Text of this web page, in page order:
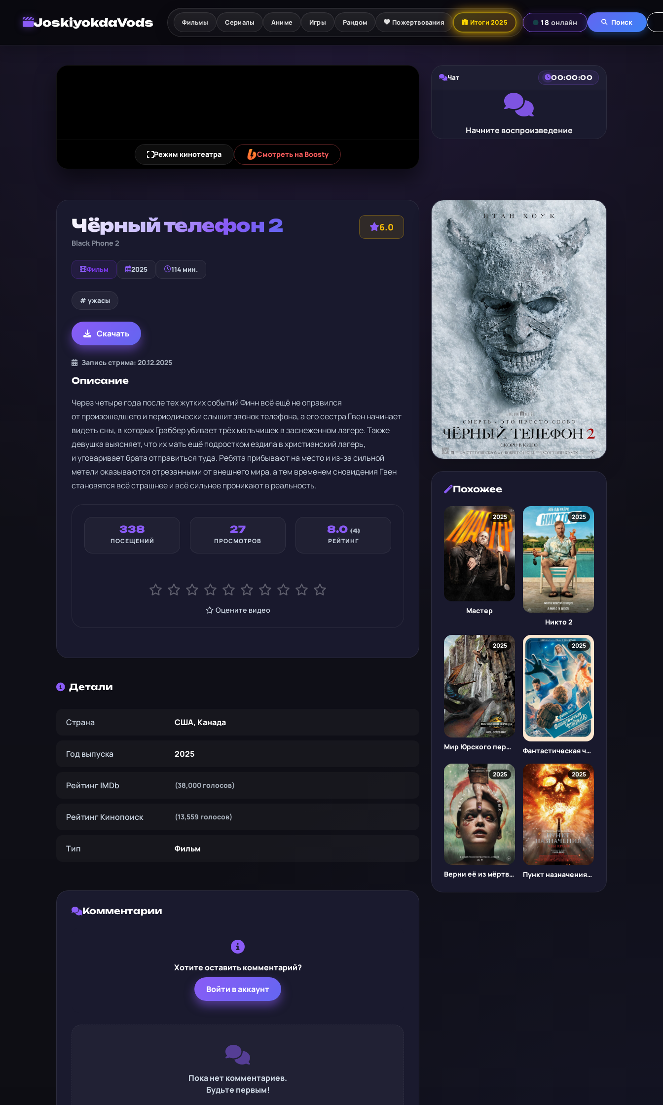
JoskiyokdaVods Фильмы Сериалы Аниме Игры Рандом Пожертвования Итоги 2025 18 онлайн Поиск
Режим кинотеатра Смотреть на Boosty
Чат 00:00:00
Начните воспроизведение
Чёрный телефон 2
Black Phone 2
6.0
Фильм 2025 114 мин.
# ужасы
Скачать
Запись стрима: 20.12.2025
Описание
Через четыре года после тех жутких событий Финн всё ещё не оправился
от произошедшего и периодически слышит звонок телефона, а его сестра Гвен начинает
видеть сны, в которых Граббер убивает трёх мальчишек в заснеженном лагере. Также
девушка выясняет, что их мать ещё подростком ездила в христианский лагерь,
и уговаривает брата отправиться туда. Ребята прибывают на место и из-за сильной
метели оказываются отрезанными от внешнего мира, а тем временем сновидения Гвен
становятся всё страшнее и всё сильнее проникают в реальность.
338
ПОСЕЩЕНИЙ
27
ПРОСМОТРОВ
8.0 (4)
РЕЙТИНГ
Оцените видео
Детали
Страна США, Канада
Год выпуска 2025
Рейтинг IMDb (38,000 голосов)
Рейтинг Кинопоиск (13,559 голосов)
Тип Фильм
Комментарии
Хотите оставить комментарий?
Войти в аккаунт
Пока нет комментариев.
Будьте первым!
Похожее
2025
Мастер
2025
Никто 2
2025
Мир Юрского периода: Возрождение
2025
Фантастическая четвёрка: Первые шаги
2025
Верни её из мёртвых
2025
Пункт назначения: Узы крови